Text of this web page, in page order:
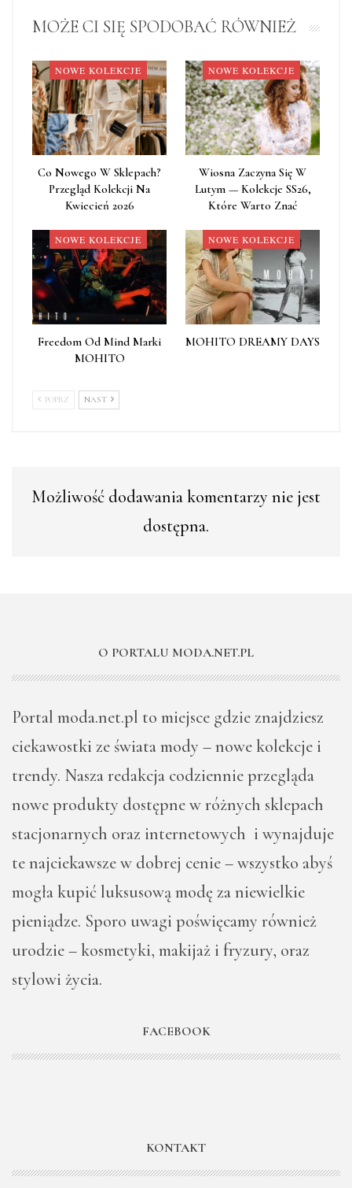
MOŻE CI SIĘ SPODOBAĆ RÓWNIEŻ
NOWE KOLEKCJE
Co Nowego W Sklepach?
Przegląd Kolekcji Na
Kwiecień 2026
NOWE KOLEKCJE
Wiosna Zaczyna Się W
Lutym — Kolekcje SS26,
Które Warto Znać
NOWE KOLEKCJE
Freedom Od Mind Marki
MOHITO
NOWE KOLEKCJE
MOHITO DREAMY DAYS
POPRZ NAST
Możliwość dodawania komentarzy nie jest
dostępna.
O PORTALU MODA.NET.PL
Portal moda.net.pl to miejsce gdzie znajdziesz
ciekawostki ze świata mody – nowe kolekcje i
trendy. Nasza redakcja codziennie przegląda
nowe produkty dostępne w różnych sklepach
stacjonarnych oraz internetowych i wynajduje
te najciekawsze w dobrej cenie – wszystko abyś
mogła kupić luksusową modę za niewielkie
pieniądze. Sporo uwagi poświęcamy również
urodzie – kosmetyki, makijaż i fryzury, oraz
stylowi życia.
FACEBOOK
KONTAKT